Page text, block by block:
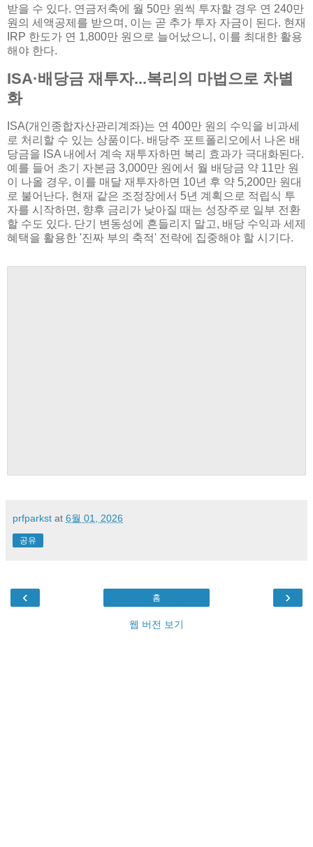
받을 수 있다. 연금저축에 월 50만 원씩 투자할 경우 연 240만
원의 세액공제를 받으며, 이는 곧 추가 투자 자금이 된다. 현재
IRP 한도가 연 1,800만 원으로 늘어났으니, 이를 최대한 활용
해야 한다.
ISA·배당금 재투자...복리의 마법으로 차별
화
ISA(개인종합자산관리계좌)는 연 400만 원의 수익을 비과세
로 처리할 수 있는 상품이다. 배당주 포트폴리오에서 나온 배
당금을 ISA 내에서 계속 재투자하면 복리 효과가 극대화된다.
예를 들어 초기 자본금 3,000만 원에서 월 배당금 약 11만 원
이 나올 경우, 이를 매달 재투자하면 10년 후 약 5,200만 원대
로 불어난다. 현재 같은 조정장에서 5년 계획으로 적립식 투
자를 시작하면, 향후 금리가 낮아질 때는 성장주로 일부 전환
할 수도 있다. 단기 변동성에 흔들리지 말고, 배당 수익과 세제
혜택을 활용한 '진짜 부의 축적' 전략에 집중해야 할 시기다.
prfparkst at 6월 01, 2026
공유
‹ ›
홈
웹 버전 보기